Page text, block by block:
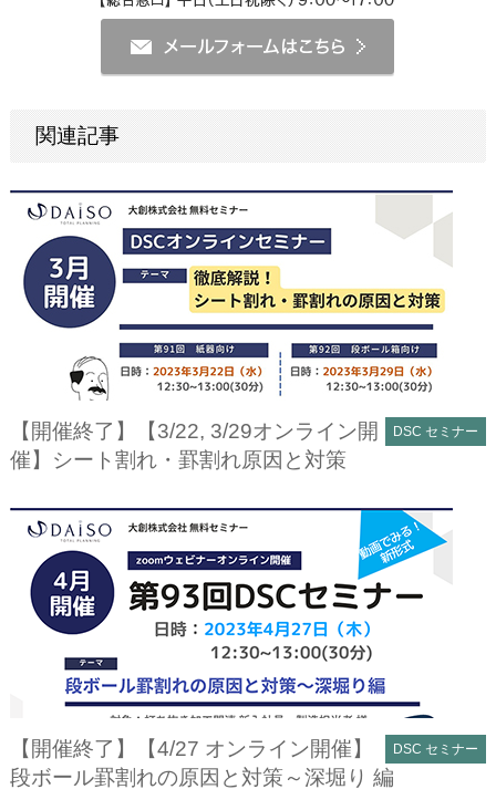
関連記事
DSC セミナー
【開催終了】【3/22, 3/29オンライン開
催】シート割れ・罫割れ原因と対策
DSC セミナー
【開催終了】【4/27 オンライン開催】
段ボール罫割れの原因と対策～深堀り 編